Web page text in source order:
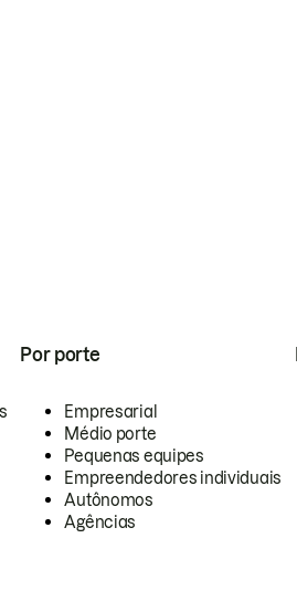
Por porte
Empresarial
Médio porte
Pequenas equipes
Empreendedores individuais
Autônomos
Agências